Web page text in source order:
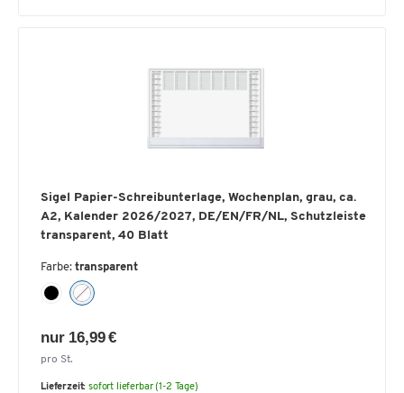
Sigel Papier-Schreibunterlage, Wochenplan, grau, ca.
A2, Kalender 2026/2027, DE/EN/FR/NL, Schutzleiste
transparent, 40 Blatt
Farbe: transparent
nur 16,99 €
pro St.
Lieferzeit: sofort lieferbar (1-2 Tage)